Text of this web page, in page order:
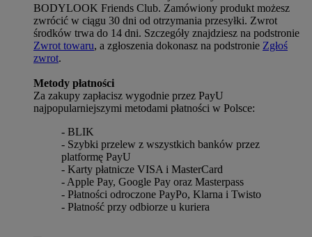
BODYLOOK Friends Club. Zamówiony produkt możesz
zwrócić w ciągu 30 dni od otrzymania przesyłki. Zwrot
środków trwa do 14 dni. Szczegóły znajdziesz na podstronie
Zwrot towaru, a zgłoszenia dokonasz na podstronie Zgłoś
zwrot.
Metody płatności
Za zakupy zapłacisz wygodnie przez PayU
najpopularniejszymi metodami płatności w Polsce:
- BLIK
- Szybki przelew z wszystkich banków przez
platformę PayU
- Karty płatnicze VISA i MasterCard
- Apple Pay, Google Pay oraz Masterpass
- Płatności odroczone PayPo, Klarna i Twisto
- Płatność przy odbiorze u kuriera